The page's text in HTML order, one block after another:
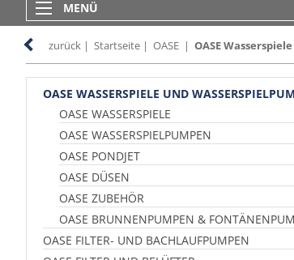
MENÜ
zurück | Startseite | OASE | OASE
OASE WASSERSPIELE UND
OASE WASSERSPIELE
OASE WASSERSPIELPUMPEN
OASE PONDJET
OASE DÜSEN
OASE ZUBEHÖR
OASE BRUNNENPUMPEN &
OASE FILTER- UND BACHLAUFPUMPEN